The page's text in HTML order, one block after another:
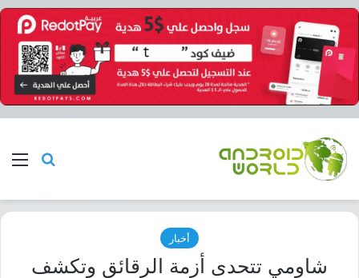
بحث
أخبار
شاومي تتحدى أزمة الرقائق وتكشف